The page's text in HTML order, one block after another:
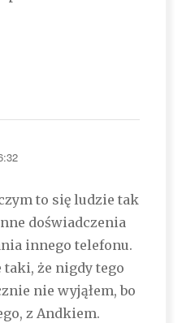
to się ludzie tak
doświadczenia
innego telefonu.
taki, że nigdy tego
nie wyjąłem, bo
z Andkiem.